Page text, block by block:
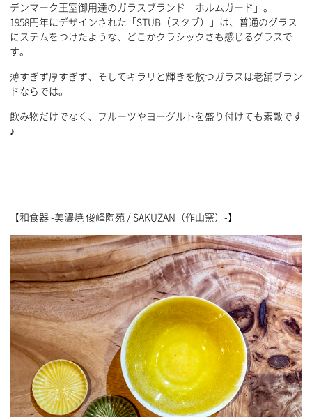
デンマーク王室御用達のガラスブランド「ホルムガード」。
1958円年にデザインされた「STUB（スタブ）」は、普通のグラス
にステムをつけたような、どこかクラシックさも感じるグラスで
す。
薄すぎず厚すぎず、そしてキラリと輝きを放つガラスは老舗ブラン
ドならでは。
飲み物だけでなく、フルーツやヨーグルトを盛り付けても素敵です
♪
【和食器 -美濃焼 俊峰陶苑 / SAKUZAN（作山窯）-】